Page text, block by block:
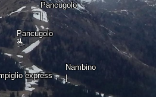
Pancugolo
express
Pancugolo
|
Nambino